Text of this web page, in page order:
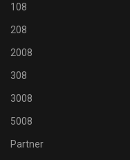
108
208
2008
308
3008
5008
Partner